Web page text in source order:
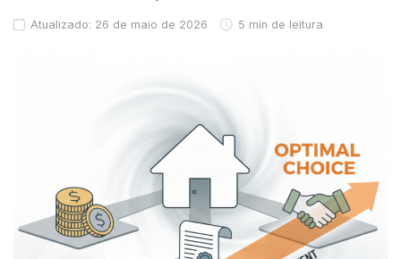
Atualizado: 26 de maio de 2026 5 min de leitura